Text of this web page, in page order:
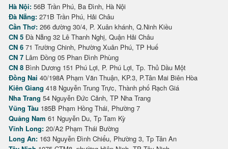
Hà Nội: 56B Trần Phú, Ba Đình, Hà Nội
Đà Nẵng: 271B Trần Phú, Hải Châu
Cần Thơ: 266 đường 30/4, P. Xuân khánh, Q.Ninh Kiều
CN 5 Đà Nẵng 32 Lê Thanh Nghị, Quận Hải Châu
CN 6 71 Trường Chinh, Phường Xuân Phú, TP Huế
CN 7 Lâm Đồng 05 Phan Đình Phùng
CN 8 Bình Dương 151 Phú Lợi, P. Phú Lợi, Tp. Thủ Dầu Một
Đồng Nai 40/198A Phạm Văn Thuận, KP.3, P.Tân Mai Biên Hòa
Kiên Giang 418 Nguyễn Trung Trực, Thành phố Rạch Giá
Nha Trang 54 Nguyễn Đức Cảnh, TP Nha Trang
Vũng Tàu 185B Phạm Hồng Thái, Phường 7
Quảng Nam 61 Nguyễn Du, Tp Tam Kỳ
Vĩnh Long: 20/A2 Phạm Thái Bường
Long An: 163 Nguyễn Đình Chiểu, Phường 3, Tp Tân An